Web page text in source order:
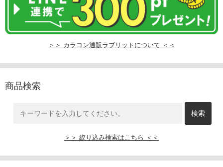
＞＞ カラコン通販ラブリットについて ＜＜
商品検索
＞＞ 絞り込み検索はこちら ＜＜